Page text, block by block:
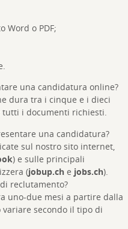
Word o PDF;
una candidatura online?
dura tra i cinque e i dieci
tutti i documenti richiesti.
una candidatura?
sul nostro sito internet,
) e sulle principali
(jobup.che jobs.ch).
reclutamento?
uno-due mesi a partire dalla
variare secondo il tipo di